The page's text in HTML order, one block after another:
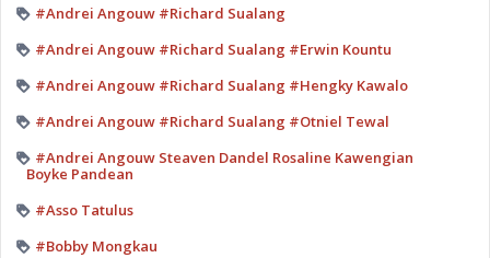
#Andrei Angouw #Richard Sualang
#Andrei Angouw #Richard Sualang #Erwin Kountu
#Andrei Angouw #Richard Sualang #Hengky Kawalo
#Andrei Angouw #Richard Sualang #Otniel Tewal
#Andrei Angouw Steaven Dandel Rosaline Kawengian
Boyke Pandean
#Asso Tatulus
#Bobby Mongkau